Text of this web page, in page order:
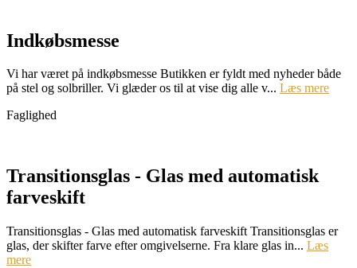
Indkøbsmesse
Vi har været på indkøbsmesse Butikken er fyldt med nyheder både
på stel og solbriller. Vi glæder os til at vise dig alle v... Læs mere
Faglighed
Transitionsglas - Glas med automatisk
farveskift
Transitionsglas - Glas med automatisk farveskift Transitionsglas er
glas, der skifter farve efter omgivelserne. Fra klare glas in... Læs
mere